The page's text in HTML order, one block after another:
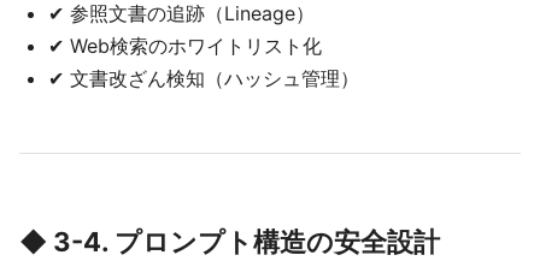
✔ 参照文書の追跡（Lineage）
✔ Web検索のホワイトリスト化
✔ 文書改ざん検知（ハッシュ管理）
◆ 3-4. プロンプト構造の安全設計